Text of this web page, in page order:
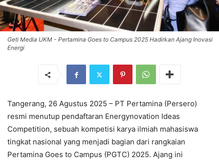
Geti Media UKM - Pertamina Goes to Campus 2025 Hadirkan Ajang Inovasi
Energi
Tangerang, 26 Agustus 2025 – PT Pertamina (Persero)
resmi menutup pendaftaran Energynovation Ideas
Competition, sebuah kompetisi karya ilmiah mahasiswa
tingkat nasional yang menjadi bagian dari rangkaian
Pertamina Goes to Campus (PGTC) 2025. Ajang ini